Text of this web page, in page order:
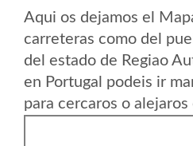
Aqui os dejamos el
carreteras como del
del estado de Regiao
en Portugal podeis ir
para cercaros o alejaros